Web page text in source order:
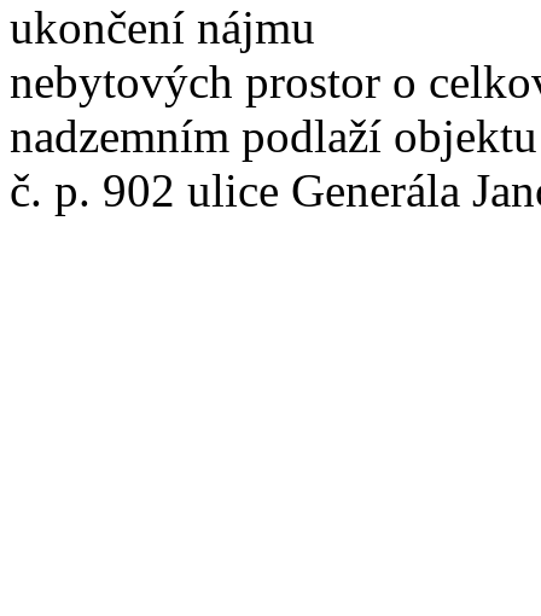
ukončení nájmu
nebytových prostor o
nadzemním podlaží objektu
č. p. 902 ulice Generála